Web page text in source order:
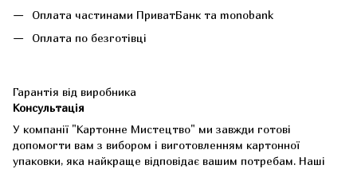
Оплата частинами ПриватБанк та monobank
Оплата по безготівці
Гарантія від виробника
Консультація
У компанії "Картонне Мистецтво" ми завжди готові
допомогти вам з вибором і виготовленням картонної
упаковки, яка найкраще відповідає вашим потребам. Наші